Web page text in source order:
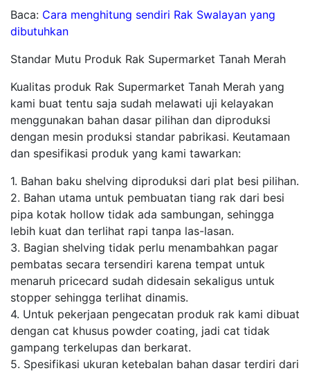
Baca: Cara menghitung sendiri Rak Swalayan yang
dibutuhkan
Standar Mutu Produk Rak Supermarket Tanah Merah
Kualitas produk Rak Supermarket Tanah Merah yang
kami buat tentu saja sudah melawati uji kelayakan
menggunakan bahan dasar pilihan dan diproduksi
dengan mesin produksi standar pabrikasi. Keutamaan
dan spesifikasi produk yang kami tawarkan:
1. Bahan baku shelving diproduksi dari plat besi pilihan.
2. Bahan utama untuk pembuatan tiang rak dari besi
pipa kotak hollow tidak ada sambungan, sehingga
lebih kuat dan terlihat rapi tanpa las-lasan.
3. Bagian shelving tidak perlu menambahkan pagar
pembatas secara tersendiri karena tempat untuk
menaruh pricecard sudah didesain sekaligus untuk
stopper sehingga terlihat dinamis.
4. Untuk pekerjaan pengecatan produk rak kami dibuat
dengan cat khusus powder coating, jadi cat tidak
gampang terkelupas dan berkarat.
5. Spesifikasi ukuran ketebalan bahan dasar terdiri dari